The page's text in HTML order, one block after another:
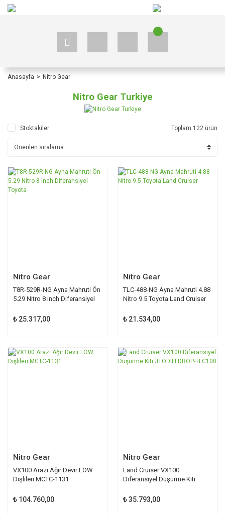
Anasayfa Nitro Gear
Nitro Gear Turkiye
Stoktakiler Toplam 122 ürün
Nitro Gear
T8R-529R-NG Ayna Mahruti Ön
5.29 Nitro 8 inch Diferansiyel
₺ 25.317,00
Nitro Gear
TLC-488-NG Ayna Mahruti 4.88
Nitro 9.5 Toyota Land Cruiser
₺ 21.534,00
Nitro Gear
VX100 Arazi Ağır Devir LOW
Dişlileri MCTC-1131
₺ 104.760,00
Nitro Gear
Land Cruiser VX100
Diferansiyel Düşürme Kiti
₺ 35.793,00